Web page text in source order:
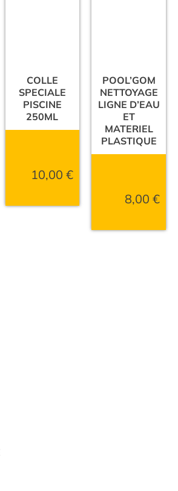
COLLE
SPECIALE
PISCINE
250ML
10,00€
POOL’GOM
NETTOYAGE
LIGNE D’EAU
ET
MATERIEL
PLASTIQUE
8,00 €